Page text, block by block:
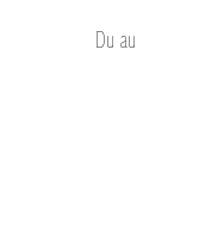
Duau